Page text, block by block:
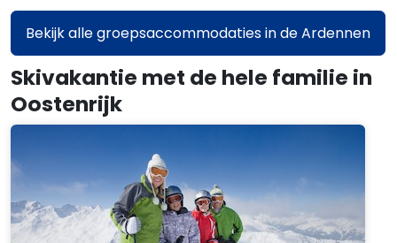
Bekijk alle groepsaccommodaties in de Ardennen
Skivakantie met de hele familie in
Oostenrijk